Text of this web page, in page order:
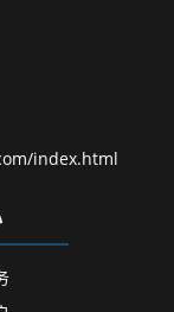
index.html